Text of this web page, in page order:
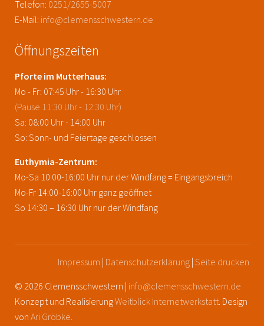
Telefon: 0251/2655-5007
E-Mail: info@clemensschwestern.de
Öffnungszeiten
Pforte im Mutterhaus:
Mo - Fr: 07:45 Uhr - 16:30 Uhr
(Pause 11:30 Uhr - 12:30 Uhr)
Sa: 08:00 Uhr - 14:00 Uhr
So: Sonn- und Feiertage geschlossen
Euthymia-Zentrum:
Mo-Sa 10:00-16:00 Uhr nur der Windfang = Eingangsbreich
Mo-Fr 14:00-16:00 Uhr ganz geöffnet
So 14:30 – 16:30 Uhr nur der Windfang
Impressum | Datenschutzerklärung | Seite drucken
© 2026 Clemensschwestern | info@clemensschwestern.de
Konzept und RealisierungWeitblick Internetwerkstatt. Design
von Ari Gröbke.